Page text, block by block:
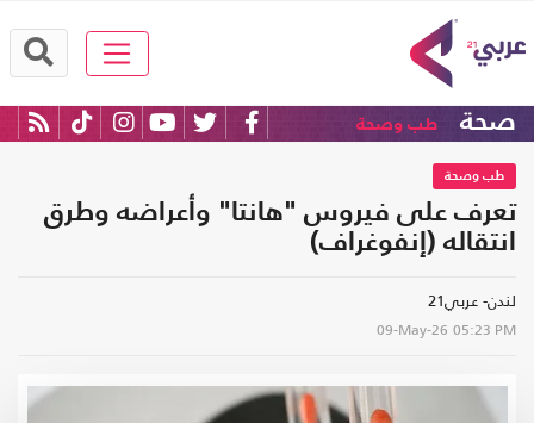
صحة طب وصحة
طب وصحة
تعرف على فيروس "هانتا" وأعراضه وطرق
انتقاله (إنفوغراف)
لندن- عربي21
09-May-26 05:23 PM